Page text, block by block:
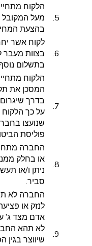
5.
הלקוח
מעל המקובל
בהצעת
6.
לקוח אשר
בצוות מעבר
בתשלום
7.
הלקוח
המסכן את
בדרך
על כך
שנועצו
פוליסת
8.
החברה
או בחלק
ניתן ו/או
סביר.
9.
החברה לא
לנזק או
אדם מצד ג’
לא תהא
שיווצר